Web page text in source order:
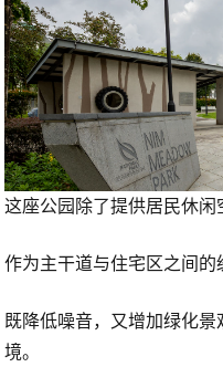
这座公园除了提供居民休闲
作为主干道与住宅区之间的
既降低噪音，又增加绿化
境。